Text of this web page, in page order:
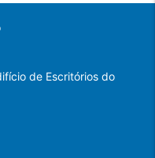
de Escritórios do